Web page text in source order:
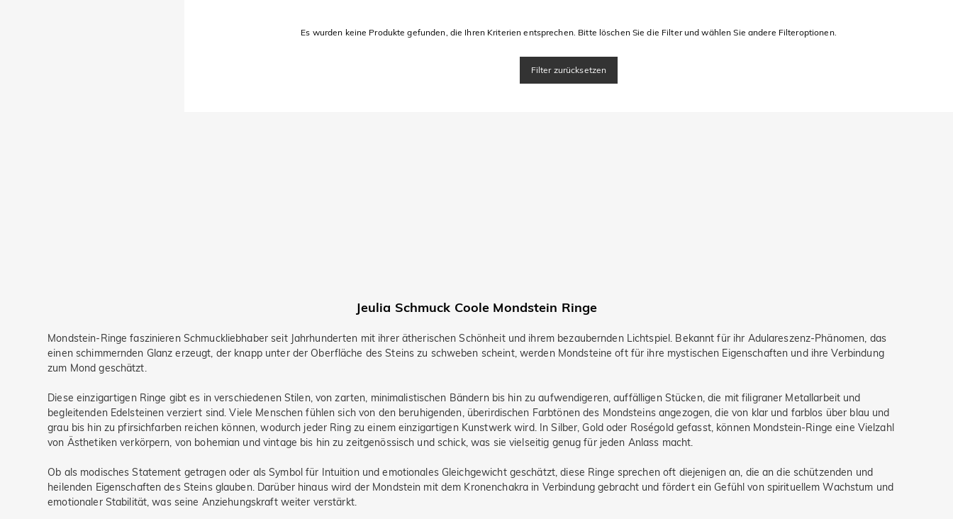
Es wurden keine Produkte gefunden, die Ihren Kriterien entsprechen. Bitte löschen Sie die Filter und wählen Sie andere Filteroptionen.
Filter zurücksetzen
Jeulia Schmuck Coole Mondstein Ringe
Mondstein-Ringe faszinieren Schmuckliebhaber seit Jahrhunderten mit ihrer ätherischen Schönheit und ihrem bezaubernden Lichtspiel. Bekannt für ihr Adulareszenz-Phänomen, das
einen schimmernden Glanz erzeugt, der knapp unter der Oberfläche des Steins zu schweben scheint, werden Mondsteine oft für ihre mystischen Eigenschaften und ihre Verbindung
zum Mond geschätzt.
Diese einzigartigen Ringe gibt es in verschiedenen Stilen, von zarten, minimalistischen Bändern bis hin zu aufwendigeren, auffälligen Stücken, die mit filigraner Metallarbeit und
begleitenden Edelsteinen verziert sind. Viele Menschen fühlen sich von den beruhigenden, überirdischen Farbtönen des Mondsteins angezogen, die von klar und farblos über blau und
grau bis hin zu pfirsichfarben reichen können, wodurch jeder Ring zu einem einzigartigen Kunstwerk wird. In Silber, Gold oder Roségold gefasst, können Mondstein-Ringe eine Vielzahl
von Ästhetiken verkörpern, von bohemian und vintage bis hin zu zeitgenössisch und schick, was sie vielseitig genug für jeden Anlass macht.
Ob als modisches Statement getragen oder als Symbol für Intuition und emotionales Gleichgewicht geschätzt, diese Ringe sprechen oft diejenigen an, die an die schützenden und
heilenden Eigenschaften des Steins glauben. Darüber hinaus wird der Mondstein mit dem Kronenchakra in Verbindung gebracht und fördert ein Gefühl von spirituellem Wachstum und
emotionaler Stabilität, was seine Anziehungskraft weiter verstärkt.